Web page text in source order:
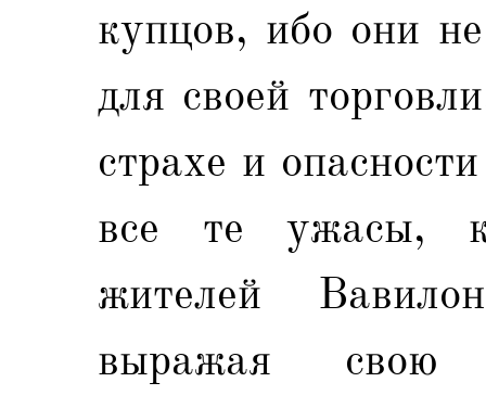
купцов, ибо они
для своей
страхе и
все те ужасы,
жителей
выражая